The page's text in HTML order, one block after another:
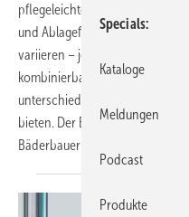
pflegeleichte Möbel oder doch
und Ablageflächen: Die
variieren – je nachdem, wer das
kombinier­baren Möbeln und
unterschiedlichen Größen und
bieten. Der Beitrag beleuchtet
Bäderbauer ihre Kunden
Specials
Kataloge
Meldungen
Podcast
Produkte